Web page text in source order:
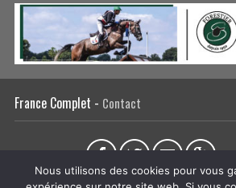
France Complet - Contact
Nous utilisons des cookies pour vous